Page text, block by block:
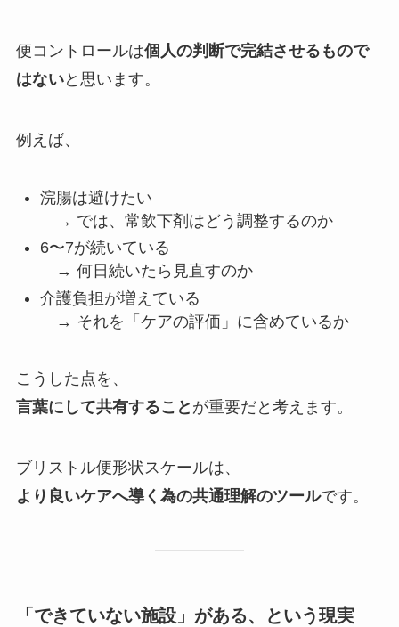
便コントロールは個人の判断で完結させるもので
はないと思います。
例えば、
浣腸は避けたい
→ では、常飲下剤はどう調整するのか
6〜7が続いている
→ 何日続いたら見直すのか
介護負担が増えている
→ それを「ケアの評価」に含めているか
こうした点を、
言葉にして共有すること が重要だと考えます。
ブリストル便形状スケールは、
より良いケアへ導く為の共通理解のツールです。
「できていない施設」がある、という現実